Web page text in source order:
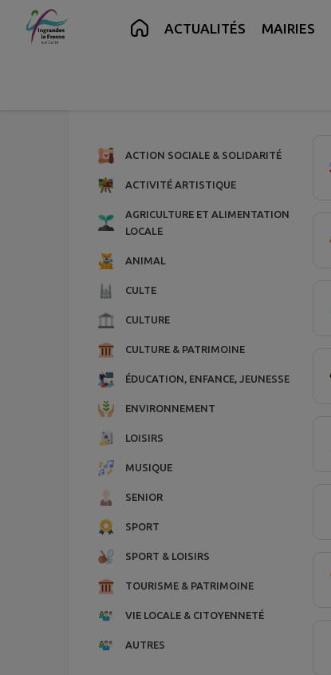
Contenu Menu Recherche Pied de page
ACTUALITÉS MAIRIES
ACTION SOCIALE & SOLIDARITÉ
ACTIVITÉ ARTISTIQUE
AGRICULTURE ET ALIMENTATION
LOCALE
ANIMAL
CULTE
CULTURE
CULTURE & PATRIMOINE
ÉDUCATION, ENFANCE, JEUNESSE
ENVIRONNEMENT
LOISIRS
MUSIQUE
SENIOR
SPORT
SPORT & LOISIRS
TOURISME & PATRIMOINE
VIE LOCALE & CITOYENNETÉ
AUTRES